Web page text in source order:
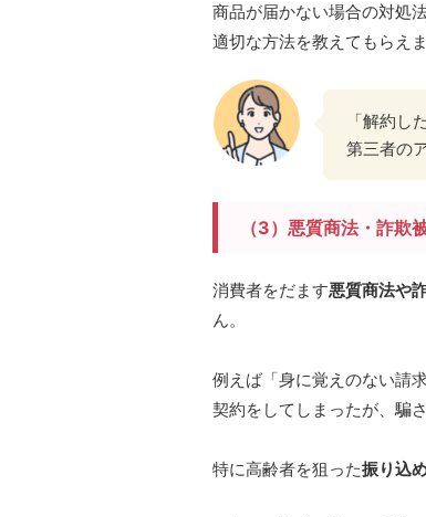
商品が届かない場合の対処
適切な方法を教えてもらえま
「解約し
第三者の
（3）悪質商法・詐欺
消費者をだます悪質商法や
ん。
例えば「身に覚えのない請
契約をしてしまったが、騙
特に高齢者を狙った振り込